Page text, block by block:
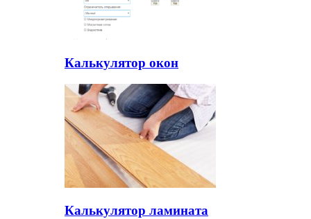
Калькулятор окон
Калькулятор ламината